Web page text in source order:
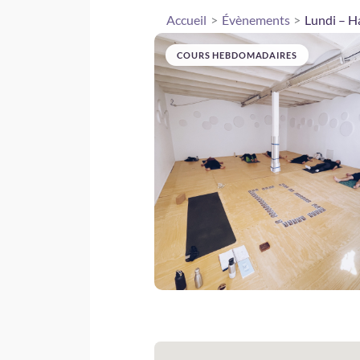
Accueil Évènements Lundi –
COURS HEBDOMADAIRES